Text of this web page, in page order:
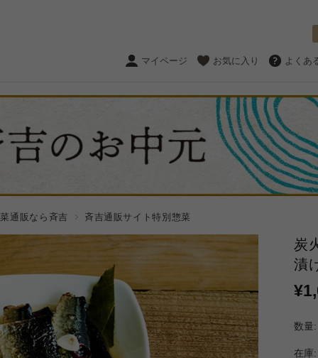
マイページ お気に入り よくあ
通販なら斉吉 斉吉通販サイト特別惣菜
炭
漬
数量:
在庫: